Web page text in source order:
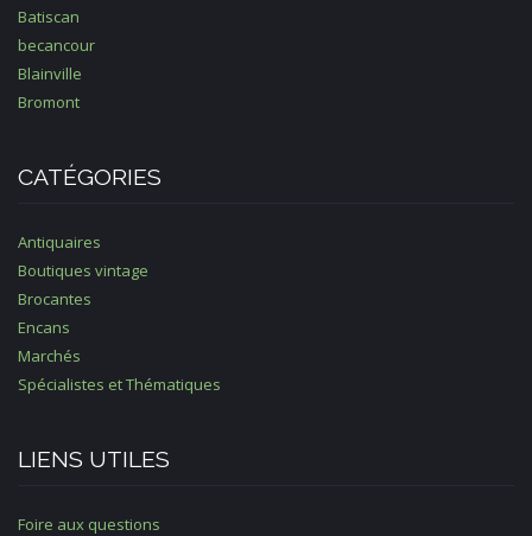
Batiscan
becancour
Blainville
Bromont
CATÉGORIES
Antiquaires
Boutiques vintage
Brocantes
Encans
Marchés
Spécialistes et Thématiques
LIENS UTILES
Foire aux questions